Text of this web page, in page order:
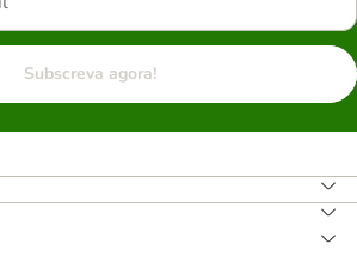
Subscreva agora!